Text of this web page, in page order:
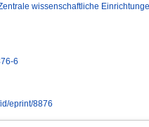
wissenschaftliche
6
eprint/8876